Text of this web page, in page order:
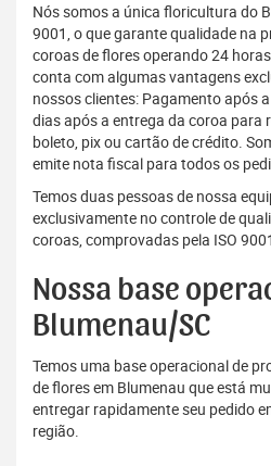
Nós somos a única floricultura do
9001, o que garante qualidade na
coroas de flores operando 24
conta com algumas vantagens
nossos clientes: Pagamento após
dias após a entrega da coroa para
boleto, pix ou cartão de crédito.
emite nota fiscal para todos os
Temos duas pessoas de nossa
exclusivamente no controle de
coroas, comprovadas pela ISO
Nossa base
Blumenau/SC
Temos uma base operacional de
de flores em Blumenau que está
entregar rapidamente seu pedido
região.